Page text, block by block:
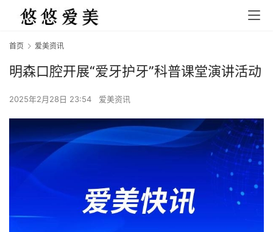
首页 爱美资讯
明森口腔开展“爱牙护牙”科普课堂演讲活动
2025年2月28日 23:54 爱美资讯